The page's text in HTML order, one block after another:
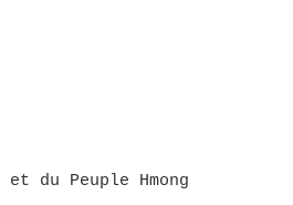
et du Peuple Hmong